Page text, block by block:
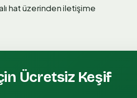
hat üzerinden iletişime
Ücretsiz Keşif